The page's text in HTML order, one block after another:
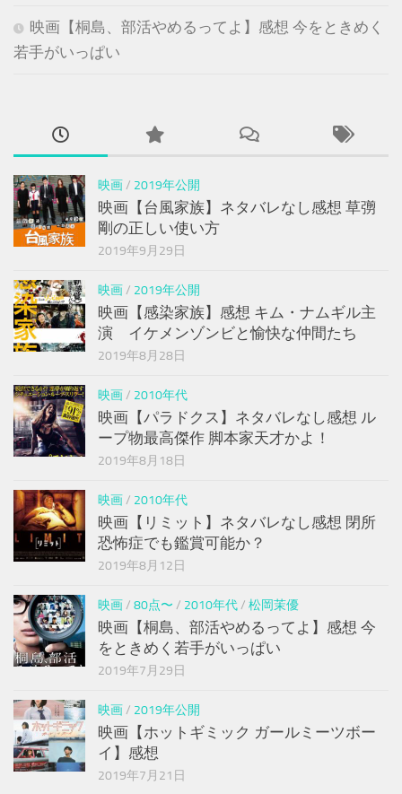
映画【桐島、部活やめるってよ】感想 今をときめく
若手がいっぱい
映画/ 2019年公開
映画【台風家族】ネタバレなし感想 草彅
剛の正しい使い方
2019年9月29日
映画/ 2019年公開
映画【感染家族】感想 キム・ナムギル主
演 イケメンゾンビと愉快な仲間たち
2019年8月28日
映画/ 2010年代
映画【パラドクス】ネタバレなし感想 ル
ープ物最高傑作 脚本家天才かよ！
2019年8月18日
映画/ 2010年代
映画【リミット】ネタバレなし感想 閉所
恐怖症でも鑑賞可能か？
2019年8月12日
映画/ 80点〜 / 2010年代/ 松岡茉優
映画【桐島、部活やめるってよ】感想 今
をときめく若手がいっぱい
2019年7月29日
映画/ 2019年公開
映画【ホットギミック ガールミーツボー
イ】感想
2019年7月21日